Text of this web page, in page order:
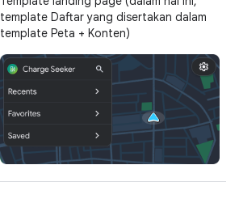
template Daftar yang disertakan dalam
template Peta + Konten)